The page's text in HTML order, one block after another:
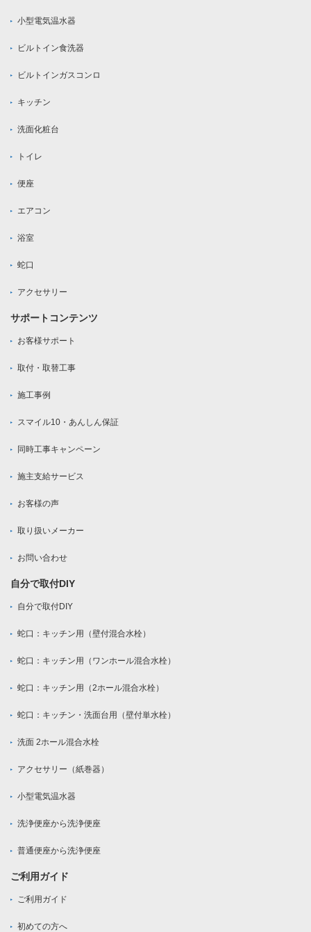
小型電気温水器
ビルトイン食洗器
ビルトインガスコンロ
キッチン
洗面化粧台
トイレ
便座
エアコン
浴室
蛇口
アクセサリー
サポートコンテンツ
お客様サポート
取付・取替工事
施工事例
スマイル10・あんしん保証
同時工事キャンペーン
施主支給サービス
お客様の声
取り扱いメーカー
お問い合わせ
自分で取付DIY
自分で取付DIY
蛇口：キッチン用（壁付混合水栓）
蛇口：キッチン用（ワンホール混合水栓）
蛇口：キッチン用（2ホール混合水栓）
蛇口：キッチン・洗面台用（壁付単水栓）
洗面 2ホール混合水栓
アクセサリー（紙巻器）
小型電気温水器
洗浄便座から洗浄便座
普通便座から洗浄便座
ご利用ガイド
ご利用ガイド
初めての方へ